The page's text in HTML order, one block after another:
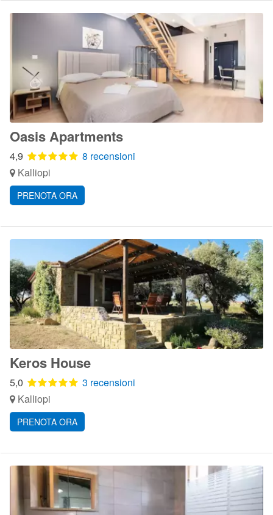
Oasis Apartments
4,9
8 recensioni
Kalliopi
PRENOTA ORA
Keros House
5,0
3 recensioni
Kalliopi
PRENOTA ORA